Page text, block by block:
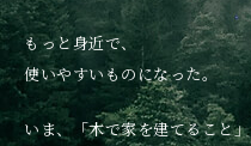
もっと身近で、
使いやすいものになった。
いま、「木で家を建てること」